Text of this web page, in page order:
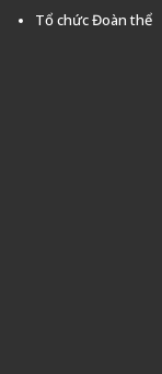
Tổ chức Đoàn thể